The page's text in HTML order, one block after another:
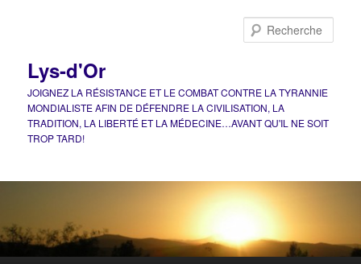
Lys-d'Or
JOIGNEZ LA RÉSISTANCE ET LE COMBAT CONTRE LA TYRANNIE
MONDIALISTE AFIN DE DÉFENDRE LA CIVILISATION, LA
TRADITION, LA LIBERTÉ ET LA MÉDECINE…AVANT QU'IL NE SOIT
TROP TARD!